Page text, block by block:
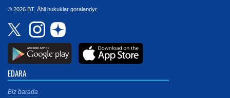
© 2026 BT. Ähli hukuklar goralandyr.
EDARA
Biz barada